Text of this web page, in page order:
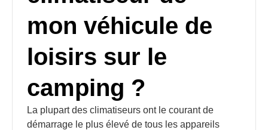
mon véhicule de
loisirs sur le
camping ?
La plupart des climatiseurs ont le courant de
démarrage le plus élevé de tous les appareils